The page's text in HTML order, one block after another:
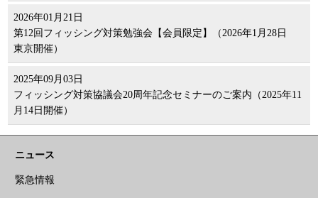
2026年01月21日
第12回フィッシング対策勉強会【会員限定】（2026年1月28日
東京開催）
2025年09月03日
フィッシング対策協議会20周年記念セミナーのご案内（2025年11
月14日開催）
ニュース
緊急情報